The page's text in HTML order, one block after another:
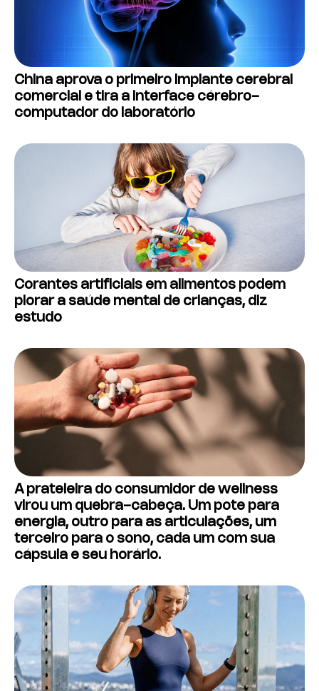
China aprova o primeiro implante cerebral
comercial e tira a interface cérebro-
computador do laboratório
Corantes artificiais em alimentos podem
piorar a saúde mental de crianças, diz
estudo
A prateleira do consumidor de wellness
virou um quebra-cabeça. Um pote para
energia, outro para as articulações, um
terceiro para o sono, cada um com sua
cápsula e seu horário.